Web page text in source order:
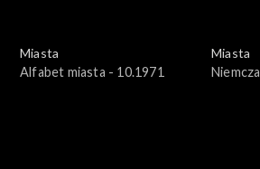
Miasta
Alfabet miasta - 10.1971
Miasta
Niemcza